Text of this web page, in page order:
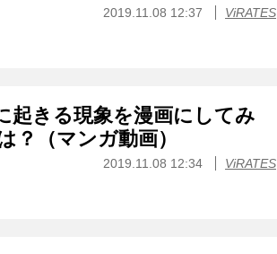
2019.11.08 12:37 ViRATES
起きる現象を漫画にしてみ
？（マンガ動画）
2019.11.08 12:34 ViRATES